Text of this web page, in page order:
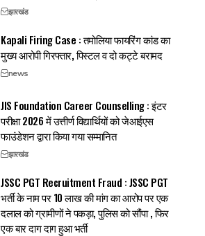
झारखंड
Kapali Firing Case : तमोलिया फायरिंग कांड का
मुख्य आरोपी गिरफ्तार, पिस्टल व दो कट्टे बरामद
news
JIS Foundation Career Counselling : इंटर
परीक्षा 2026 में उत्तीर्ण विद्यार्थियों को जेआईएस
फाउंडेशन द्वारा किया गया सम्मानित
झारखंड
JSSC PGT Recruitment Fraud : JSSC PGT
भर्ती के नाम पर 10 लाख की मांग का आरोप पर एक
दलाल को ग्रामीणों ने पकड़ा, पुलिस को सौंपा , फिर
एक बार दाग दाग हुआ भर्ती